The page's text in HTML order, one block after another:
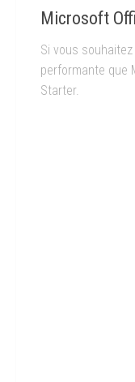
Microsoft
Si vous
performante que
Starter.